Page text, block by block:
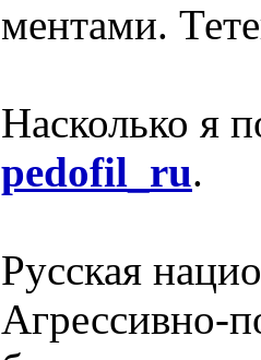
ментами.
Насколько я
pedofil_ru.
Русская
Агрессивно-